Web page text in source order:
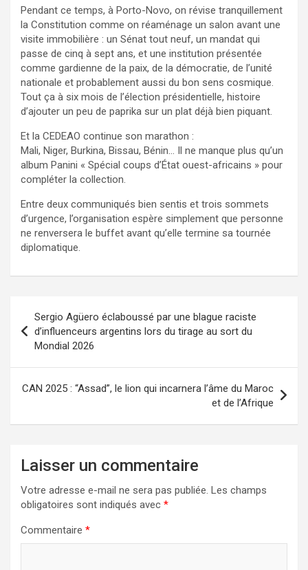
Pendant ce temps, à Porto-Novo, on révise tranquillement
la Constitution comme on réaménage un salon avant une
visite immobilière : un Sénat tout neuf, un mandat qui
passe de cinq à sept ans, et une institution présentée
comme gardienne de la paix, de la démocratie, de l’unité
nationale et probablement aussi du bon sens cosmique.
Tout ça à six mois de l’élection présidentielle, histoire
d’ajouter un peu de paprika sur un plat déjà bien piquant.
Et la CEDEAO continue son marathon :
Mali, Niger, Burkina, Bissau, Bénin… Il ne manque plus qu’un
album Panini « Spécial coups d’État ouest-africains » pour
compléter la collection.
Entre deux communiqués bien sentis et trois sommets
d’urgence, l’organisation espère simplement que personne
ne renversera le buffet avant qu’elle termine sa tournée
diplomatique.
Sergio Agüero éclaboussé par une blague raciste
d’influenceurs argentins lors du tirage au sort du
Mondial 2026
CAN 2025 : “Assad”, le lion qui incarnera l’âme du Maroc
et de l’Afrique
Laisser un commentaire
Votre adresse e-mail ne sera pas publiée. Les champs
obligatoires sont indiqués avec *
Commentaire *